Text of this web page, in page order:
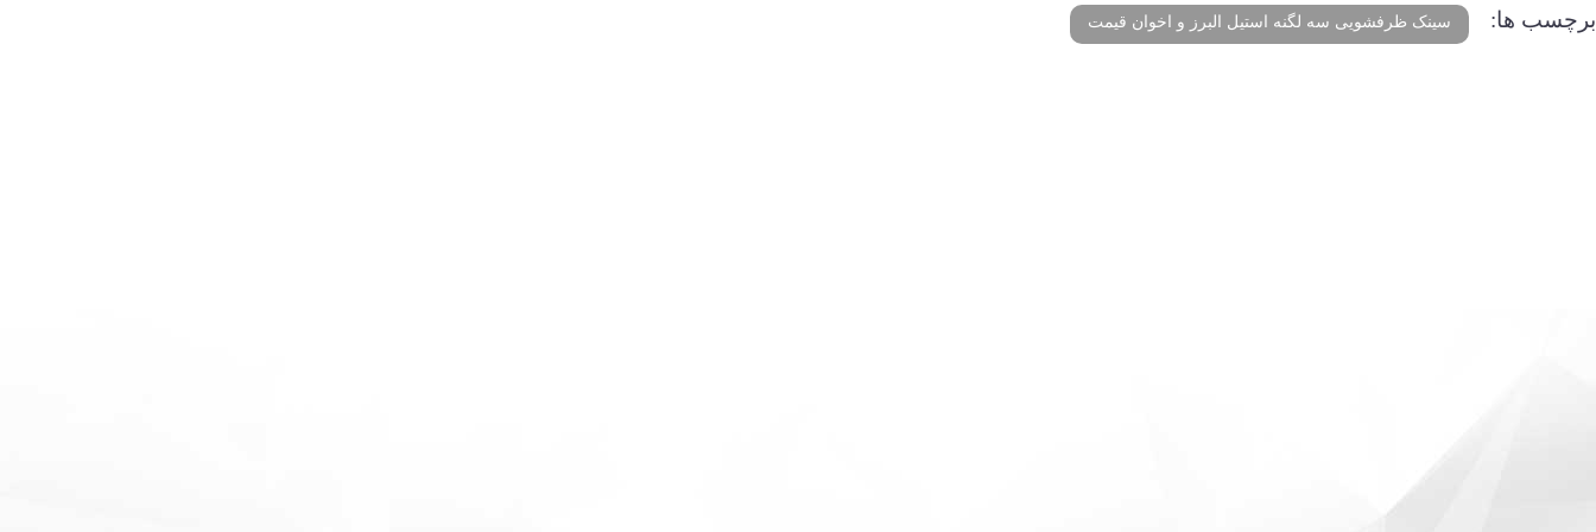
برچسب ها: سینک ظرفشویی سه لگنه استیل البرز و اخوان قیمت